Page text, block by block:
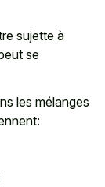
sujette à
se
les mélanges